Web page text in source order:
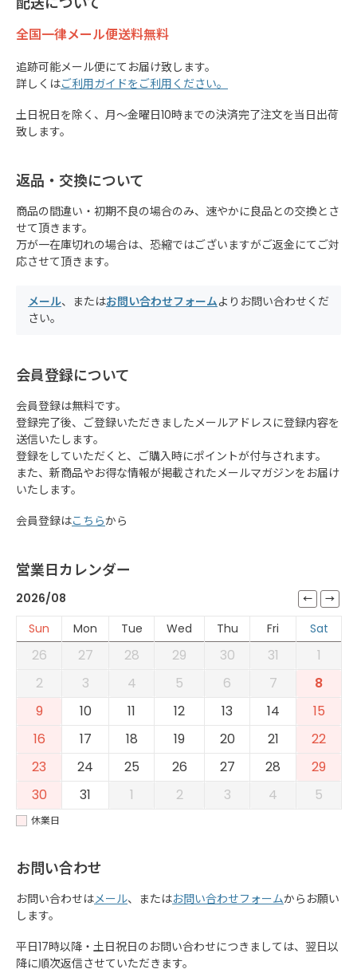
全国一律メール便送料無料
追跡可能メール便にてお届け致します。
詳しくはご利用ガイドをご利用ください。
土日祝日を除く、月～金曜日10時までの決済完了注文を当日出荷
致します。
返品・交換について
商品の間違い・初期不良の場合のみ、速やかに良品との交換とさ
せて頂きます。
万が一在庫切れの場合は、恐縮ではございますがご返金にてご対
応させて頂きます。
メール、またはお問い合わせフォームよりお問い合わせくだ
さい。
会員登録について
会員登録は無料です。
登録完了後、ご登録いただきましたメールアドレスに登録内容を
送信いたします。
登録をしていただくと、ご購入時にポイントが付与されます。
また、新商品やお得な情報が掲載されたメールマガジンをお届け
いたします。
会員登録はこちらから
営業日カレンダー
2026/08
Sun
Mon Tue Wed Thu Fri Sat
26 27 28 29 30 31
1
2
3 4 5 6 7
8
9
10 11 12 13 14
15
16
17 18 19 20 21
22
23
24 25 26 27 28
29
30
31 1 2 3 4 5
休業日
お問い合わせ
お問い合わせはメール、またはお問い合わせフォームからお願い
します。
平日17時以降・土日祝日のお問い合わせにつきましては、翌日以
降に順次返信させていただきます。